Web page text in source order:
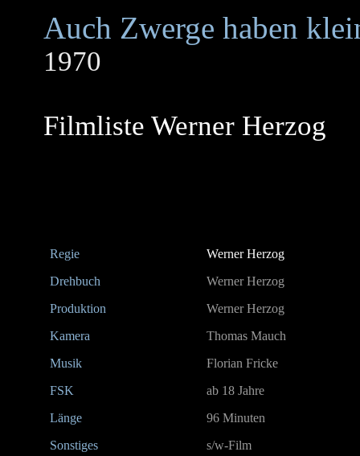
Auch Zwerge haben
1970
Filmliste Werner Herzog
Regie
Werner Herzog
Drehbuch
Werner Herzog
Produktion
Werner Herzog
Kamera
Thomas Mauch
Musik
Florian Fricke
FSK
ab 18 Jahre
Länge
96 Minuten
Sonstiges
s/w-Film